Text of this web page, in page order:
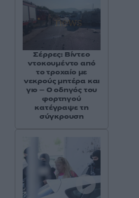
Σέρρες: Βίντεο
ντοκουμέντο από
το τροχαίο με
νεκρούς μητέρα και
γιο – Ο οδηγός του
φορτηγού
κατέγραψε τη
σύγκρουση